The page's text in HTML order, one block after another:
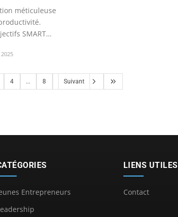
méticuleuse
SMART
4 ... 8 Suivant
Entrepreneurs
LIENS UTILES
Contact